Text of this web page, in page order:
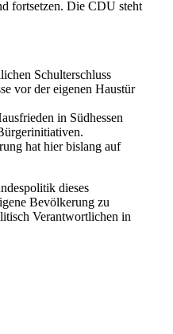
fortsetzen. Die CDU steht
Schulterschluss
vor der eigenen Haustür
in Südhessen
hat hier bislang auf
dieses
Bevölkerung zu
Verantwortlichen in